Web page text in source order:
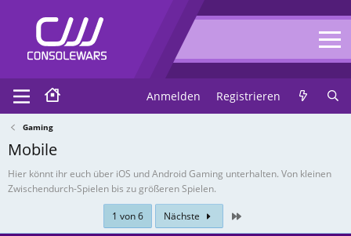
Anmelden Registrieren
Gaming
Mobile
Hier könnt ihr euch über iOS und Android Gaming unterhalten. Von kleinen
Zwischendurch-Spielen bis zu größeren Spielen.
1 von 6 Nächste